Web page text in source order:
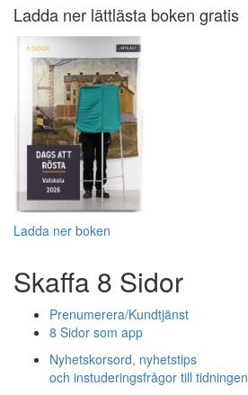
Ladda ner lättlästa boken gratis
Ladda ner boken
Skaffa 8 Sidor
Prenumerera/Kundtjänst
8 Sidor som app
Nyhetskorsord, nyhetstips
och instuderingsfrågor till tidningen